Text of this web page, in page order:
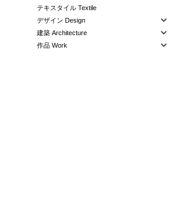
テキスタイル Textile
デザイン Design
建築 Architecture
作品 Work